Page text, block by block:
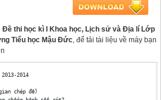
Đề thi học kì I Khoa học, Lịch sử và Địa lí Lớp
Tiểu học Mậu Đức, để tải tài liệu về máy bạn
2013-2014
chép đề)